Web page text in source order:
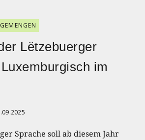
Lëtzebuerger
im
Sprache soll ab diesem Jahr